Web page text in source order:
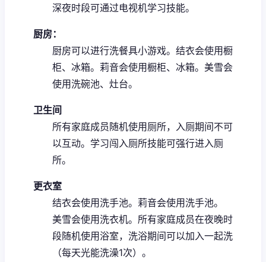
深夜时段可通过电视机学习技能。
厨房：
厨房可以进行洗餐具小游戏。 结衣会使用橱
柜、冰箱。 莉音会使用橱柜、冰箱。 美雪会
使用洗碗池、灶台。
卫生间
所有家庭成员随机使用厕所，入厕期间不可
以互动。 学习闯入厕所技能可强行进入厕
所。
更衣室
结衣会使用洗手池。 莉音会使用洗手池。
美雪会使用洗衣机。 所有家庭成员在夜晚时
段随机使用浴室，洗浴期间可以加入一起洗
（每天光能洗澡1次）。